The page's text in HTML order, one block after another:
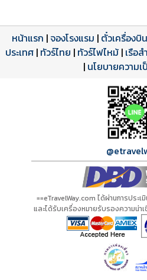
โปรแกรมทัวร์
ดาวน์โหล
รีวิวลูกค้าจริง
รีวิวจาก eTravelWay
เ
ใบอนุญาตนำเที่ยว
เลขที่ 11/11450
เปิดห
หน้าแรก |จองโรงแรม | ตั๋วเครื่องบิ
ประเทศ | ทัวร์ไทย | ทัวร์ไฟไหม้ | เรือ
| นโยบายความ
==eTravelWay.com ได้ผ่านการปร
และได้รับเครื่องหมายรับรองความน่า